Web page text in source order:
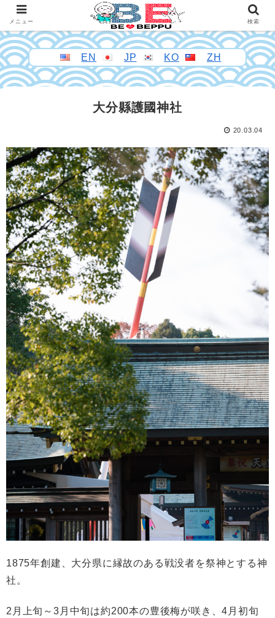
EN JP KO ZH
大分縣護國神社
20.03.04
1875年創建、大分県に縁故のある戦没者を祭神とする神
社。
2月上旬～3月中旬は約200本の豊後梅が咲き、4月初旬
メニュー 検索